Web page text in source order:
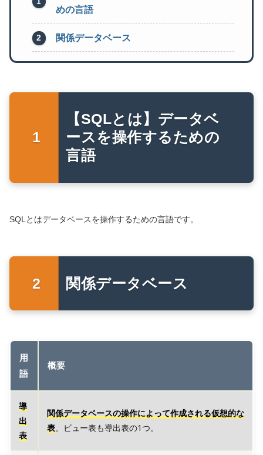
めの言語
関係データベース
【SQLとは】データベ
ースを操作するための
言語
SQLとはデータベースを操作するための言語です。
関係データベース
用
語
概要
導
出
表
関係データベースの操作によって作成される仮想的な
表。ビュー表も導出表の1つ。